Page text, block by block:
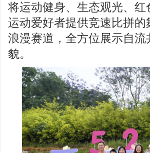
将运动健身、生态观光、
运动爱好者提供竞速比拼
浪漫赛道，全方位展示自
貌。